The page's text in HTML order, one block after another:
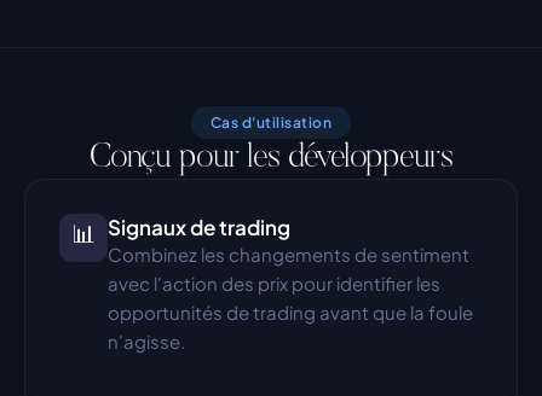
Cas d'utilisation
Conçu pour les développeurs
📊 Signaux de trading
Combinez les changements de sentiment
avec l'action des prix pour identifier les
opportunités de trading avant que la foule
n'agisse.